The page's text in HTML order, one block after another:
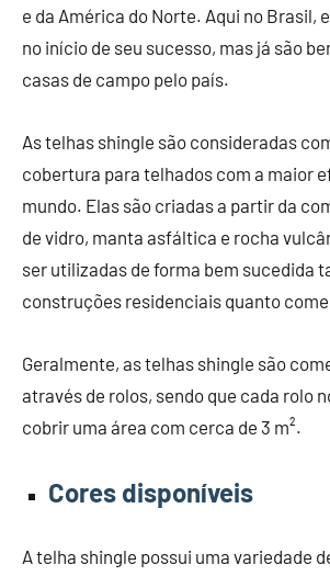
e da América do Norte. Aqui no Brasil,
no início de seu sucesso, mas já são
casas de campo pelo país.
As telhas shingle são consideradas
cobertura para telhados com a maior
mundo. Elas são criadas a partir da
de vidro, manta asfáltica e rocha
ser utilizadas de forma bem sucedida
construções residenciais quanto
Geralmente, as telhas shingle são
através de rolos, sendo que cada rolo
cobrir uma área com cerca de 3 m².
Cores disponíveis
A telha shingle possui uma variedade